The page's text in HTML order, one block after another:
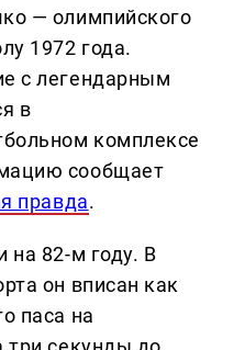
— олимпийского
1972 года.
с легендарным
в
комплексе
сообщает
правда.
на 82-м году. В
он вписан как
паса на